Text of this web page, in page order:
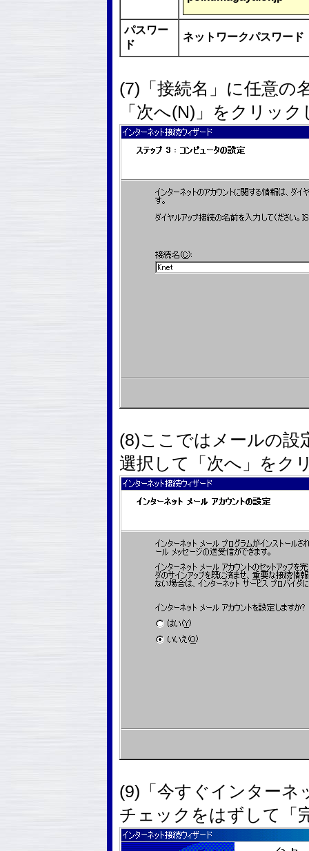
パスワー
ド
ネットワークパスワード
(7)「接続名」に任意の
「次へ(N)」をクリッ
(8)ここではメールの設
選択して「次へ」をク
(9)「今すぐインターネ
チェックをはずして「